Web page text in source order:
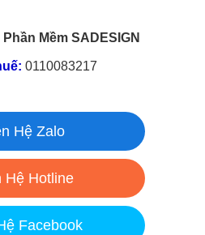
Mềm SADESIGN
0110083217
Hệ Zalo
Hệ Hotline
Facebook